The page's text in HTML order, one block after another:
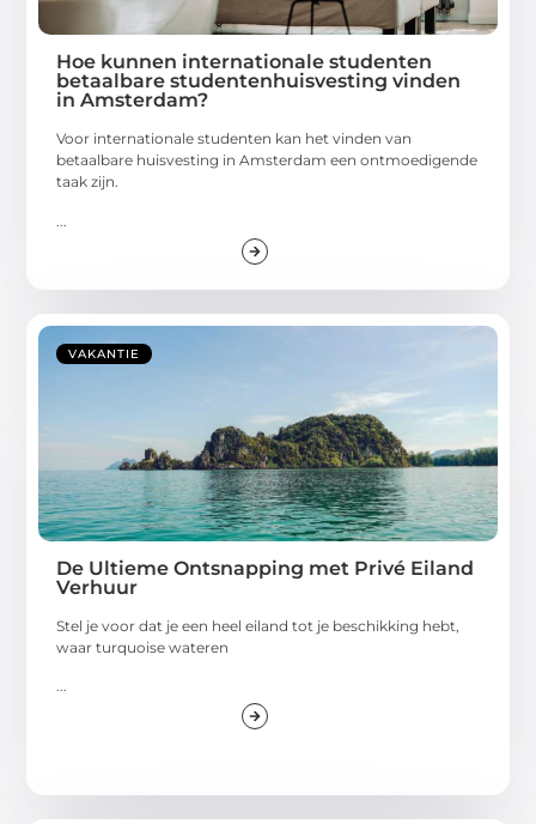
Hoe kunnen internationale studenten
betaalbare studentenhuisvesting vinden
in Amsterdam?
Voor internationale studenten kan het vinden van
betaalbare huisvesting in Amsterdam een ontmoedigende
taak zijn.
VAKANTIE
De Ultieme Ontsnapping met Privé Eiland
Verhuur
Stel je voor dat je een heel eiland tot je beschikking hebt,
waar turquoise wateren
...